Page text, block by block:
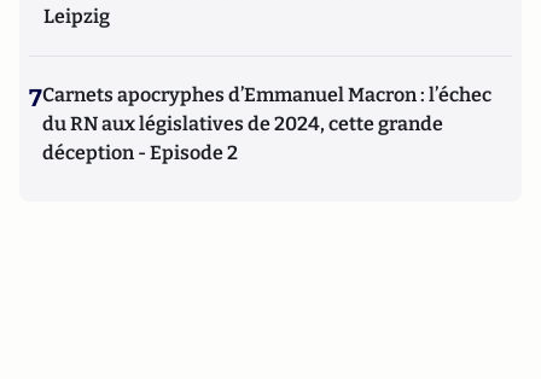
Leipzig
7Carnets apocryphes d’Emmanuel Macron : l’échec
du RN aux législatives de 2024, cette grande
déception - Episode 2